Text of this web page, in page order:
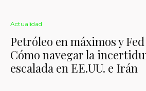
Actualidad
Petróleo en máximos y
Cómo navegar la
escalada en EE.UU. e Irán